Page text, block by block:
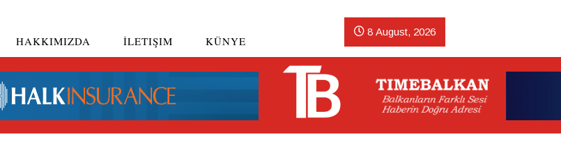
HAKKIMIZDA İLETIŞIM KÜNYE
8 August, 2026